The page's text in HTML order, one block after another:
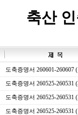
축산
도축증명서 260601-260607
도축증명서 260525-260531
도축증명서 260525-260531
도축증명서 260525-260531